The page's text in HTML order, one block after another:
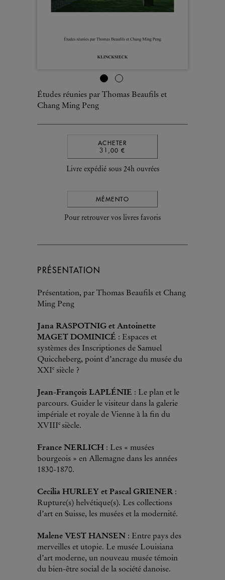
Études réunies par Thomas Beaufils et
Chang Ming Peng
ACHETER
31,00 €
Livre expédié sous 24h ouvrées
MÉMENTO
Pour retrouver vos livres favoris
PRÉSENTATION
Présentation, par Thomas Beaufils et Chang
Ming Peng
Jana RASPOTNIG et Antoinette
MAGET DOMINICÉ : Espaces et
systèmes des Inscriptiones de Samuel
Quiccheberg, point d’ancrage du musée du
XXIe siècle ?
Jean-François LAPLÉNIE : Le plan et le
parcours. Guider le visiteur dans la galerie
impériale et royale de Vienne à la fin du
XVIIIe siècle.
France NERLICH : Les « musées
bourgeois » en Allemagne dans les années
1830-1870.
Cecilia HURLEY et Pascal GRIENER:
Rupture(s) helvétique(s). Les collections
d’art en Suisse, les musées et la modernité.
Malene VEST HANSEN : Entre pays des
merveilles et utopie. Le musée Louisiana
d’art moderne, un nouveau musée témoin
du bien-être social de la société danoise.